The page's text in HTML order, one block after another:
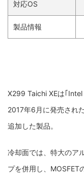
対応OS
製品情報
X299 Taichi XEは｢Intel
2017年6月に発売され
追加した製品。
冷却面では、特大のア
プを併用し、MOSFET